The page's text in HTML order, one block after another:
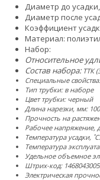
Диаметр до
Диаметр после
Коэффициент
Материал:
Набор:
Относительное
Состав набора: ТТК
Специальные
Тип трубки: в наборе
Цвет трубки: черный
Длина нарезки, мм: 100
Прочность на
Рабочее напряжение,
Температура усадки,
Температура
Удельное объемное
Штрих-код:
Электрическая